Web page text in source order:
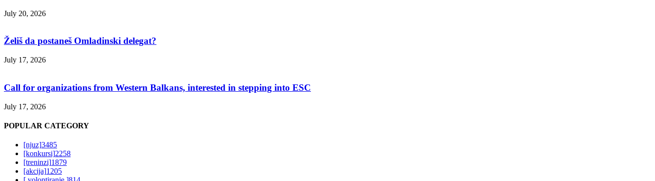
July 20, 2026
Želiš da postaneš Omladinski delegat?
July 17, 2026
Call for organizations from Western Balkans, interested in stepping into ESC
July 17, 2026
POPULAR CATEGORY
[njuz]3485
[konkursi]2258
[treninzi]1879
[akcija]1205